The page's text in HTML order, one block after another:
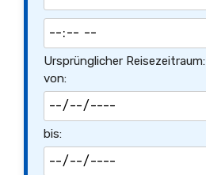
Ursprünglicher Reisezeitraum:
von:
bis: